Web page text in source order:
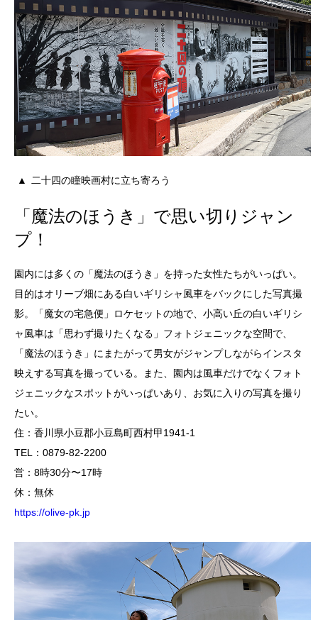
二十四の瞳映画村に立ち寄ろう
「魔法のほうき」で思い切りジャン
プ！
園内には多くの「魔法のほうき」を持った女性たちがいっぱい。
目的はオリーブ畑にある白いギリシャ風車をバックにした写真撮
影。「魔女の宅急便」ロケセットの地で、小高い丘の白いギリシ
ャ風車は「思わず撮りたくなる」フォトジェニックな空間で、
「魔法のほうき」にまたがって男女がジャンプしながらインスタ
映えする写真を撮っている。また、園内は風車だけでなくフォト
ジェニックなスポットがいっぱいあり、お気に入りの写真を撮り
たい。
住：香川県小豆郡小豆島町西村甲1941-1
TEL：0879-82-2200
営：8時30分〜17時
休：無休
https://olive-pk.jp